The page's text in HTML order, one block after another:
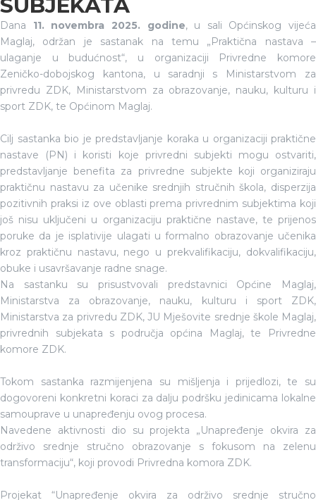
SUBJEKATA
Dana 11. novembra 2025. godine, u sali Općinskog vijeća
Maglaj, održan je sastanak na temu „Praktična nastava –
ulaganje u budućnost“, u organizaciji Privredne komore
Zeničko-dobojskog kantona, u saradnji s Ministarstvom za
privredu ZDK, Ministarstvom za obrazovanje, nauku, kulturu i
sport ZDK, te Općinom Maglaj.
Cilj sastanka bio je predstavljanje koraka u organizaciji praktične
nastave (PN) i koristi koje privredni subjekti mogu ostvariti,
predstavljanje benefita za privredne subjekte koji organiziraju
praktičnu nastavu za učenike srednjih stručnih škola, disperzija
pozitivnih praksi iz ove oblasti prema privrednim subjektima koji
još nisu uključeni u organizaciju praktične nastave, te prijenos
poruke da je isplativije ulagati u formalno obrazovanje učenika
kroz praktičnu nastavu, nego u prekvalifikaciju, dokvalifikaciju,
obuke i usavršavanje radne snage.
Na sastanku su prisustvovali predstavnici Općine Maglaj,
Ministarstva za obrazovanje, nauku, kulturu i sport ZDK,
Ministarstva za privredu ZDK, JU Mješovite srednje škole Maglaj,
privrednih subjekata s područja općina Maglaj, te Privredne
komore ZDK.
Tokom sastanka razmijenjena su mišljenja i prijedlozi, te su
dogovoreni konkretni koraci za dalju podršku jedinicama lokalne
samouprave u unapređenju ovog procesa.
Navedene aktivnosti dio su projekta „Unapređenje okvira za
održivo srednje stručno obrazovanje s fokusom na zelenu
transformaciju“, koji provodi Privredna komora ZDK.
Projekat “Unapređenje okvira za održivo srednje stručno